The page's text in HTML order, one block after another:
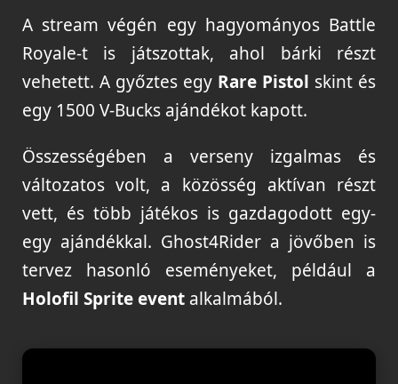
A stream végén egy hagyományos Battle
Royale-t is játszottak, ahol bárki részt
vehetett. A győztes egy Rare Pistol skint és
egy 1500 V-Bucks ajándékot kapott.
Összességében a verseny izgalmas és
változatos volt, a közösség aktívan részt
vett, és több játékos is gazdagodott egy-
egy ajándékkal. Ghost4Rider a jövőben is
tervez hasonló eseményeket, például a
Holofil Sprite event alkalmából.